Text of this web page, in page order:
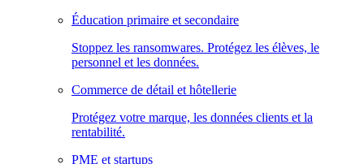
Éducation primaire et secondaire
Stoppez les ransomwares. Protégez les élèves, le
personnel et les données.
Commerce de détail et hôtellerie
Protégez votre marque, les données clients et la
rentabilité.
PME et startups